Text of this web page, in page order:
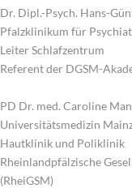
Dr. Dipl.-Psych. Hans-
Pfalzklinikum für
Leiter Schlafzentrum
Referent der DGSM-
PD Dr. med. Caroline
Universitätsmedizin
Hautklinik und Poliklinik
Rheinlandpfälzische
(RheiGSM)